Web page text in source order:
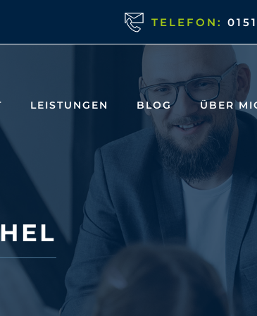
TELEFON:
LEISTUNGEN BLOG ÜBER